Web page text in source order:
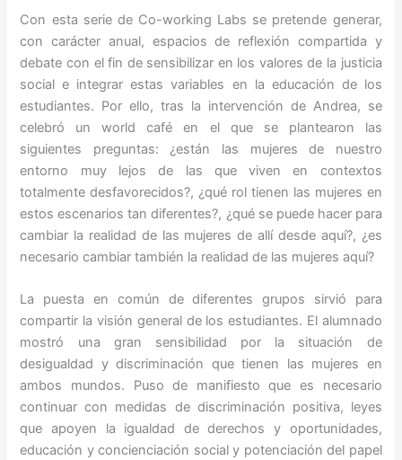
Con esta serie de Co-working Labs se pretende generar,
con carácter anual, espacios de reflexión compartida y
debate con el fin de sensibilizar en los valores de la justicia
social e integrar estas variables en la educación de los
estudiantes. Por ello, tras la intervención de Andrea, se
celebró un world café en el que se plantearon las
siguientes preguntas: ¿están las mujeres de nuestro
entorno muy lejos de las que viven en contextos
totalmente desfavorecidos?, ¿qué rol tienen las mujeres en
estos escenarios tan diferentes?, ¿qué se puede hacer para
cambiar la realidad de las mujeres de allí desde aquí?, ¿es
necesario cambiar también la realidad de las mujeres aquí?
La puesta en común de diferentes grupos sirvió para
compartir la visión general de los estudiantes. El alumnado
mostró una gran sensibilidad por la situación de
desigualdad y discriminación que tienen las mujeres en
ambos mundos. Puso de manifiesto que es necesario
continuar con medidas de discriminación positiva, leyes
que apoyen la igualdad de derechos y oportunidades,
educación y concienciación social y potenciación del papel